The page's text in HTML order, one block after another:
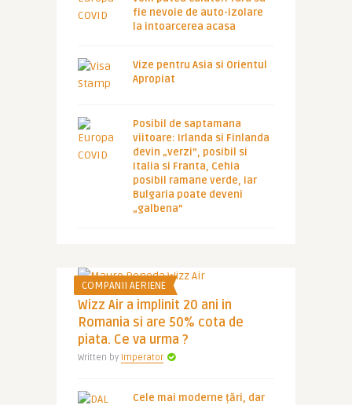
fie nevoie de auto-izolare
la intoarcerea acasa
Vize pentru Asia si Orientul
Apropiat
Posibil de saptamana
viitoare: Irlanda si Finlanda
devin „verzi”, posibil si
Italia si Franta, Cehia
posibil ramane verde, iar
Bulgaria poate deveni
„galbena”
COMPANII AERIENE
Wizz Air a implinit 20 ani in
Romania si are 50% cota de
piata. Ce va urma ?
Written by Imperator
Cele mai moderne țări, dar